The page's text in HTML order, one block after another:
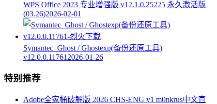
WPS Office 2023 专业增强版 v12.1.0.25225 永久激活版
(03.26)2026-02-01
Symantec_Ghost / Ghostexp(备份还原工具)
v12.0.0.11761 2026-01-26
特别推荐
Adobe全家桶破解版 2026 CHS-ENG v1 m0nkrus中文直